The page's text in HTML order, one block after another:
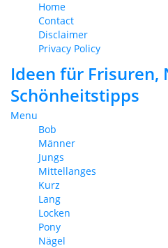
Home
Contact
Disclaimer
Privacy Policy
Ideen für Frisuren,
Schönheitstipps
Menu
Bob
Männer
Jungs
Mittellanges
Kurz
Lang
Locken
Pony
Nägel